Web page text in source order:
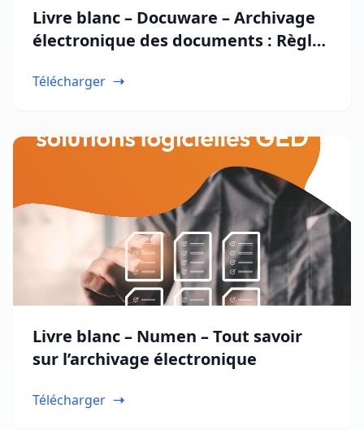
Livre blanc – Docuware – Archivage
électronique des documents : Règles
des données
Télécharger
Livre blanc – Numen – Tout savoir
sur l’archivage électronique
Télécharger